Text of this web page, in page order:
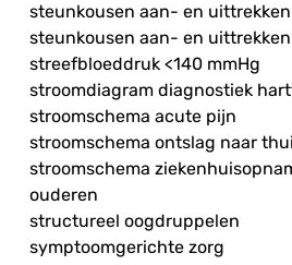
steunkousen aan- en uittrekken
steunkousen aan- en
streefbloeddruk <140 mmHg
stroomdiagram diagnostiek
stroomschema acute pijn
stroomschema ontslag naar
stroomschema
ouderen
structureel oogdruppelen
symptoomgerichte zorg